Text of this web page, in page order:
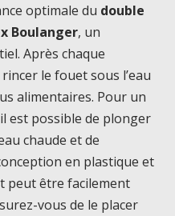
optimale du double
Boulanger, un
Après chaque
le fouet sous l’eau
alimentaires. Pour un
est possible de plonger
chaude et de
en plastique et
peut être facilement
vous de le placer